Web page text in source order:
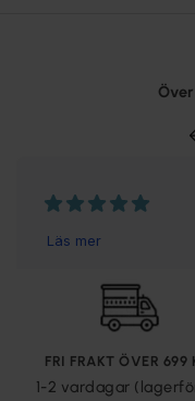
FRI FRAKT ÖVER 699
1-2 vardagar